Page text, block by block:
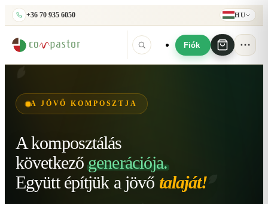
+36 70 935 6050 HU
Fiók
A JÖVŐ KOMPOSZTJA
A komposztálás
következő generációja.
Együtt építjük a jövő talaját!